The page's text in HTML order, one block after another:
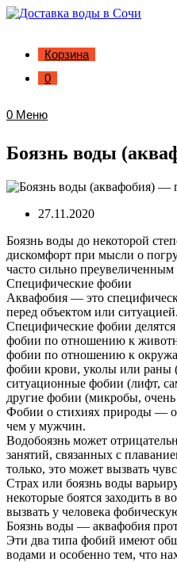
Корзина
0
0 Меню
Боязнь воды
27.11.2020
Боязнь воды до некоторой
дискомфорт при мысли о
часто сильно
Специфические фобии
Аквафобия — это
перед объектом или ситуацией.
Специфические фобии делятся
фобии по отношению к
фобии по отношению к
фобии крови, уколы или раны
ситуационные фобии (лифт,
другие фобии (микробы, очень
Фобии о стихиях природы —
чем у мужчин.
Водобоязнь может
занятий, связанных с
только, это может вызвать
Страх или боязнь воды
некоторые боятся заходить в
вызвать у человека
Боязнь воды — аквафобия
Эти два типа фобий имеют
водами и особенно тем, что